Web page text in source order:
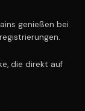
genießen bei
die direkt auf